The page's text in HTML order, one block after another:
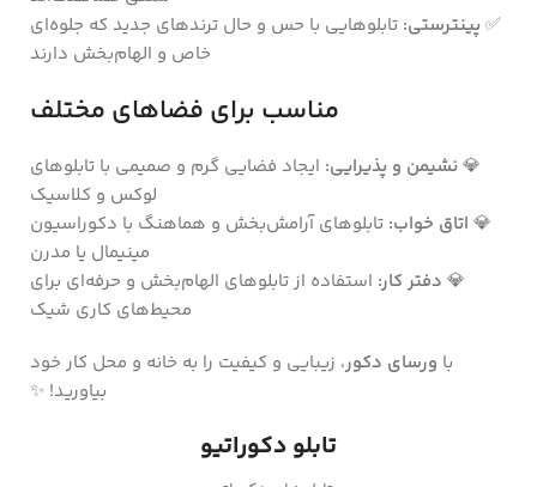
✅ پینترستی: تابلوهایی با حس و حال ترندهای جدید که جلوه‌ای
خاص و الهام‌بخش دارند
مناسب برای فضاهای مختلف
💎 نشیمن و پذیرایی: ایجاد فضایی گرم و صمیمی با تابلوهای
لوکس و کلاسیک
💎 اتاق خواب: تابلوهای آرامش‌بخش و هماهنگ با دکوراسیون
مینیمال یا مدرن
💎 دفتر کار: استفاده از تابلوهای الهام‌بخش و حرفه‌ای برای
محیط‌های کاری شیک
با ورسای دکور، زیبایی و کیفیت را به خانه و محل کار خود
بیاورید! ✨
تابلو دکوراتیو